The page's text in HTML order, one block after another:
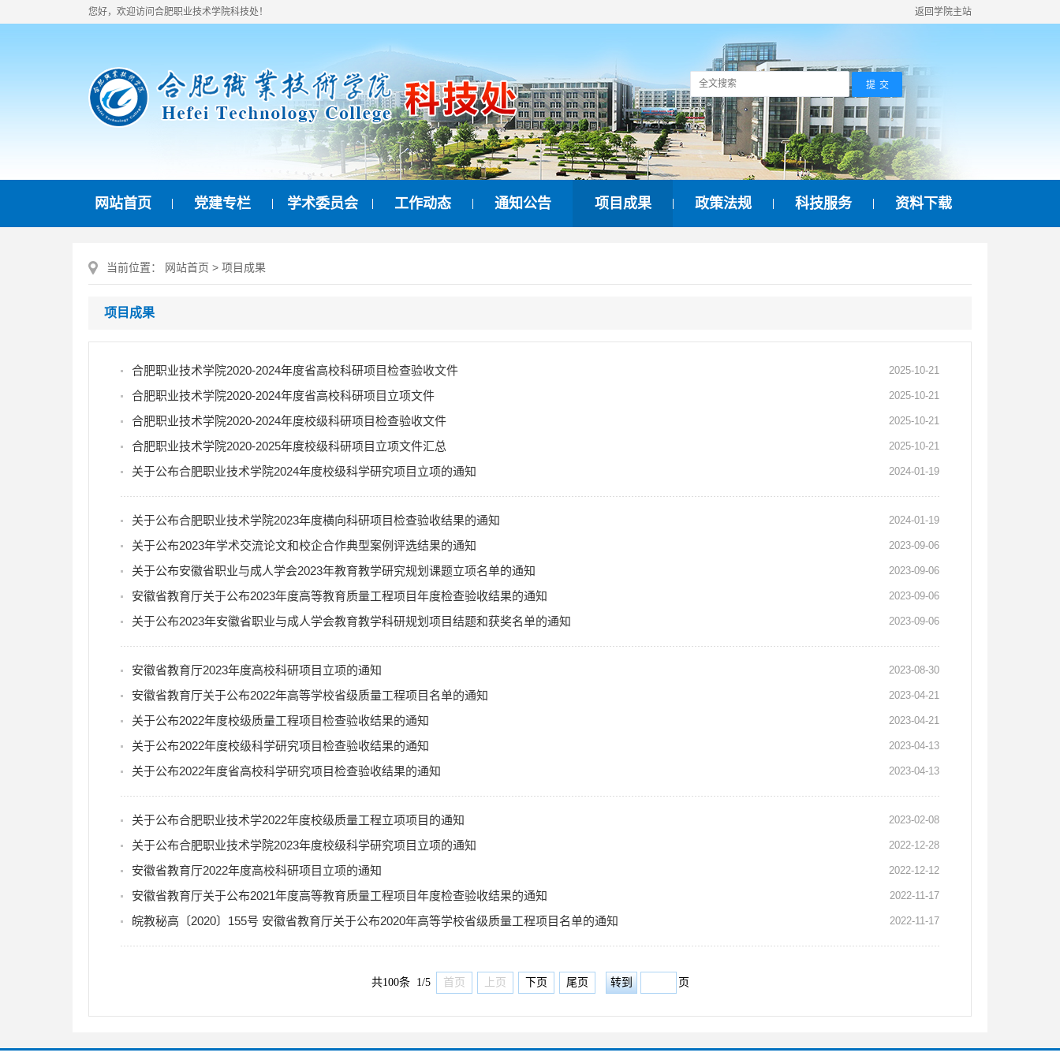
您好，欢迎访问合肥职业技术学院科技处！ 返回学院主站
网站首页 党建专栏 学术委员会 工作动态 通知公告 项目成果 政策法规 科技服务 资料下载
当前位置： 网站首页 > 项目成果
项目成果
2025-10-21
合肥职业技术学院2020-2024年度省高校科研项目检查验收文件
2025-10-21
合肥职业技术学院2020-2024年度省高校科研项目立项文件
2025-10-21
合肥职业技术学院2020-2024年度校级科研项目检查验收文件
2025-10-21
合肥职业技术学院2020-2025年度校级科研项目立项文件汇总
2024-01-19
关于公布合肥职业技术学院2024年度校级科学研究项目立项的通知
2024-01-19
关于公布合肥职业技术学院2023年度横向科研项目检查验收结果的通知
2023-09-06
关于公布2023年学术交流论文和校企合作典型案例评选结果的通知
2023-09-06
关于公布安徽省职业与成人学会2023年教育教学研究规划课题立项名单的通知
2023-09-06
安徽省教育厅关于公布2023年度高等教育质量工程项目年度检查验收结果的通知
2023-09-06
关于公布2023年安徽省职业与成人学会教育教学科研规划项目结题和获奖名单的通知
2023-08-30
安徽省教育厅2023年度高校科研项目立项的通知
2023-04-21
安徽省教育厅关于公布2022年高等学校省级质量工程项目名单的通知
2023-04-21
关于公布2022年度校级质量工程项目检查验收结果的通知
2023-04-13
关于公布2022年度校级科学研究项目检查验收结果的通知
2023-04-13
关于公布2022年度省高校科学研究项目检查验收结果的通知
2023-02-08
关于公布合肥职业技术学2022年度校级质量工程立项项目的通知
2022-12-28
关于公布合肥职业技术学院2023年度校级科学研究项目立项的通知
2022-12-12
安徽省教育厅2022年度高校科研项目立项的通知
2022-11-17
安徽省教育厅关于公布2021年度高等教育质量工程项目年度检查验收结果的通知
2022-11-17
皖教秘高〔2020〕155号 安徽省教育厅关于公布2020年高等学校省级质量工程项目名单的通知
共100条 1/5 首页 上页 下页 尾页 页